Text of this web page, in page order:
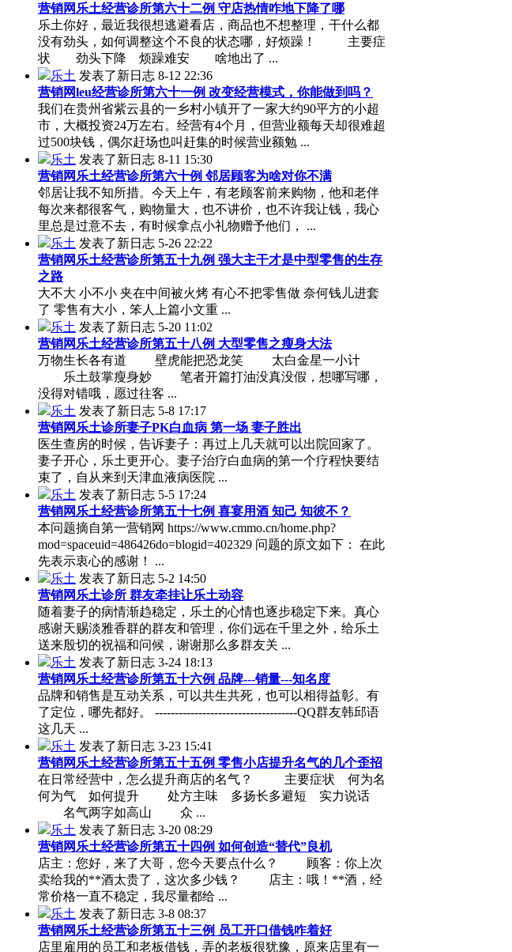
营销网乐土经营诊所第六十二例 守店热情咋地下降了哪
乐土你好，最近我很想逃避看店，商品也不想整理，干什么都
没有劲头，如何调整这个不良的状态哪，好烦躁！ 主要症
状 劲头下降 烦躁难安 啥地出了 ...
乐土 发表了新日志 8-12 22:36
营销网leu经营诊所第六十一例 改变经营模式，你能做到吗？
我们在贵州省紫云县的一乡村小镇开了一家大约90平方的小超
市，大概投资24万左右。经营有4个月，但营业额每天却很难超
过500块钱，偶尔赶场也叫赶集的时候营业额勉 ...
乐土 发表了新日志 8-11 15:30
营销网乐土经营诊所第六十例 邻居顾客为啥对你不满
邻居让我不知所措。今天上午，有老顾客前来购物，他和老伴
每次来都很客气，购物量大，也不讲价，也不许我让钱，我心
里总是过意不去，有时候拿点小礼物赠予他们， ...
乐土 发表了新日志 5-26 22:22
营销网乐土经营诊所第五十九例 强大主干才是中型零售的生存
之路
大不大 小不小 夹在中间被火烤 有心不把零售做 奈何钱儿进套
了 零售有大小，笨人上篇小文重 ...
乐土 发表了新日志 5-20 11:02
营销网乐土经营诊所第五十八例 大型零售之瘦身大法
万物生长各有道 壁虎能把恐龙笑 太白金星一小计
乐土鼓掌瘦身妙 笔者开篇打油没真没假，想哪写哪，
没得对错哦，愿过往客 ...
乐土 发表了新日志 5-8 17:17
营销网乐土诊所妻子PK白血病 第一场 妻子胜出
医生查房的时候，告诉妻子：再过上几天就可以出院回家了。
妻子开心，乐土更开心。妻子治疗白血病的第一个疗程快要结
束了，自从来到天津血液病医院 ...
乐土 发表了新日志 5-5 17:24
营销网乐土经营诊所第五十七例 喜宴用酒 知己 知彼不？
本问题摘自第一营销网 https://www.cmmo.cn/home.php?
mod=spaceuid=486426do=blogid=402329 问题的原文如下： 在此
先表示衷心的感谢！ ...
乐土 发表了新日志 5-2 14:50
营销网乐土诊所 群友牵挂让乐土动容
随着妻子的病情渐趋稳定，乐土的心情也逐步稳定下来。真心
感谢天赐淡雅香群的群友和管理，你们远在千里之外，给乐土
送来殷切的祝福和问候，谢谢那么多群友关 ...
乐土 发表了新日志 3-24 18:13
营销网乐土经营诊所第五十六例 品牌---销量---知名度
品牌和销售是互动关系，可以共生共死，也可以相得益彰。有
了定位，哪先都好。 ------------------------------------QQ群友韩邱语
这几天 ...
乐土 发表了新日志 3-23 15:41
营销网乐土经营诊所第五十五例 零售小店提升名气的几个歪招
在日常经营中，怎么提升商店的名气？ 主要症状 何为名
何为气 如何提升 处方主味 多扬长多避短 实力说话
名气两字如高山 众 ...
乐土 发表了新日志 3-20 08:29
营销网乐土经营诊所第五十四例 如何创造“替代”良机
店主：您好，来了大哥，您今天要点什么？ 顾客：你上次
卖给我的**酒太贵了，这次多少钱？ 店主：哦！**酒，经
常价格一直不稳定，我尽量都给 ...
乐土 发表了新日志 3-8 08:37
营销网乐土经营诊所第五十三例 员工开口借钱咋着好
店里雇用的员工和老板借钱，弄的老板很犹豫，原来店里有一